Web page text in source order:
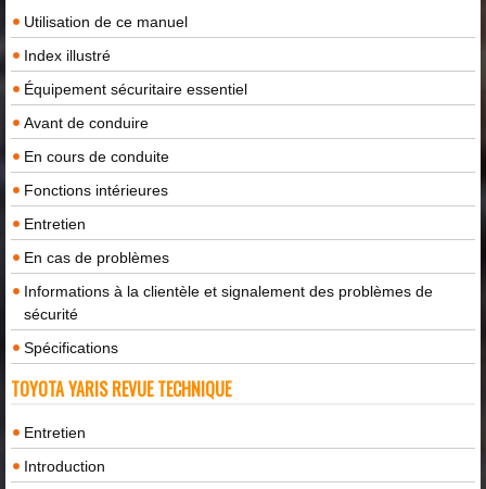
Utilisation de ce manuel
Index illustré
Équipement sécuritaire essentiel
Avant de conduire
En cours de conduite
Fonctions intérieures
Entretien
En cas de problèmes
Informations à la clientèle et signalement des problèmes de
sécurité
Spécifications
TOYOTA YARIS REVUE TECHNIQUE
Entretien
Introduction